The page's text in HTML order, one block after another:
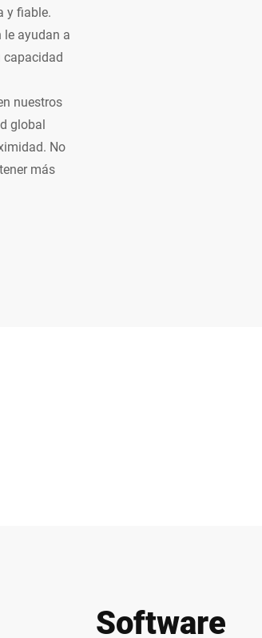
y fiable.
ayudan a
capacidad
nuestros
global
No
más
Software